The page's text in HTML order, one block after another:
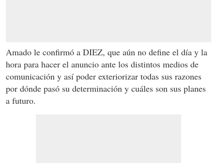
Amado le confirmó a DIEZ, que aún no define el día y la
hora para hacer el anuncio ante los distintos medios de
comunicación y así poder exteriorizar todas sus razones
por dónde pasó su determinación y cuáles son sus planes
a futuro.